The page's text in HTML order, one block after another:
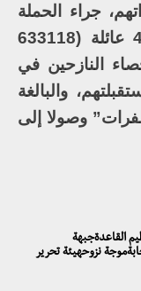
جراء الحملة
العسكرية، أكثر من 97 ألفا و404 عائلة (633118
النازحين في
والبالغة
وصولا إلى
القاعدةجبهة
نزوحهيئة تحرير